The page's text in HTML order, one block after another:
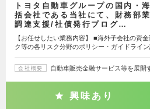
トヨタ自動車グループの国内・
括会社である当社にて、財務部
調達支援/社債発行プログ…
【お任せしたい業務内容】 ■海外子会社の資
ク等の各リスク分野のポリシー・ガイドライ
会社概要 自動車販売金融サービス等を展開
興味あり